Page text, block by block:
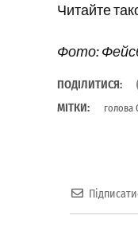
Читайте
Фото:
ПОДІЛИТИСЯ:
МІТКИ:
голова